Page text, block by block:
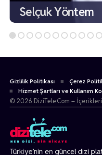
Selçuk Yöntem
Türkiye’nin en güncel dizi
Gizlilik Politikası Çerez
Hizmet Şartları ve Kullanım
© 2026 DiziTele.Com –